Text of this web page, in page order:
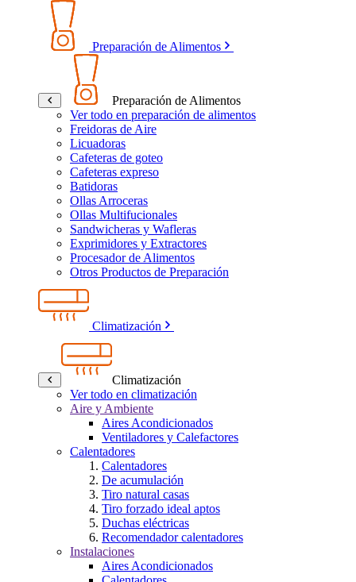
Preparación de Alimentos
Preparación de Alimentos
Ver todo en preparación de alimentos
Freidoras de Aire
Licuadoras
Cafeteras de goteo
Cafeteras expreso
Batidoras
Ollas Arroceras
Ollas Multifucionales
Sandwicheras y Wafleras
Exprimidores y Extractores
Procesador de Alimentos
Otros Productos de Preparación
Climatización
Climatización
Ver todo en climatización
Aire y Ambiente
Aires Acondicionados
Ventiladores y Calefactores
Calentadores
Calentadores
De acumulación
Tiro natural casas
Tiro forzado ideal aptos
Duchas eléctricas
Recomendador calentadores
Instalaciones
Aires Acondicionados